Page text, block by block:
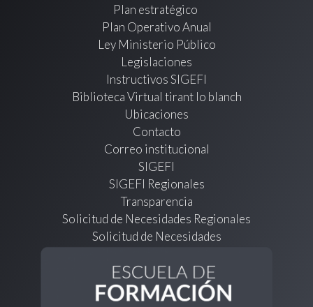
Plan estratégico
Plan Operativo Anual
Ley Ministerio Público
Legislaciones
Instructivos SIGEFI
Biblioteca Virtual tirant lo blanch
Ubicaciones
Contacto
Correo institucional
SIGEFI
SIGEFI Regionales
Transparencia
Solicitud de Necesidades Regionales
Solicitud de Necesidades